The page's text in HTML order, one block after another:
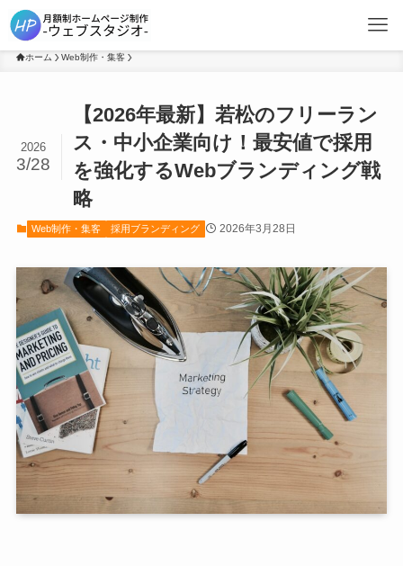
ホーム Web制作・集客
【2026年最新】若松のフリーラン
ス・中小企業向け！最安値で採用
を強化するWebブランディング戦
略
2026
3/28
Web制作・集客 採用ブランディング 2026年3月28日